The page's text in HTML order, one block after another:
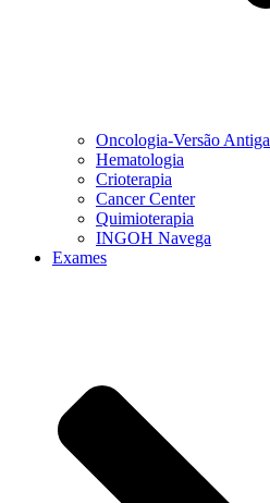
Oncologia-Versão Antiga
Hematologia
Crioterapia
Cancer Center
Quimioterapia
INGOH Navega
Exames